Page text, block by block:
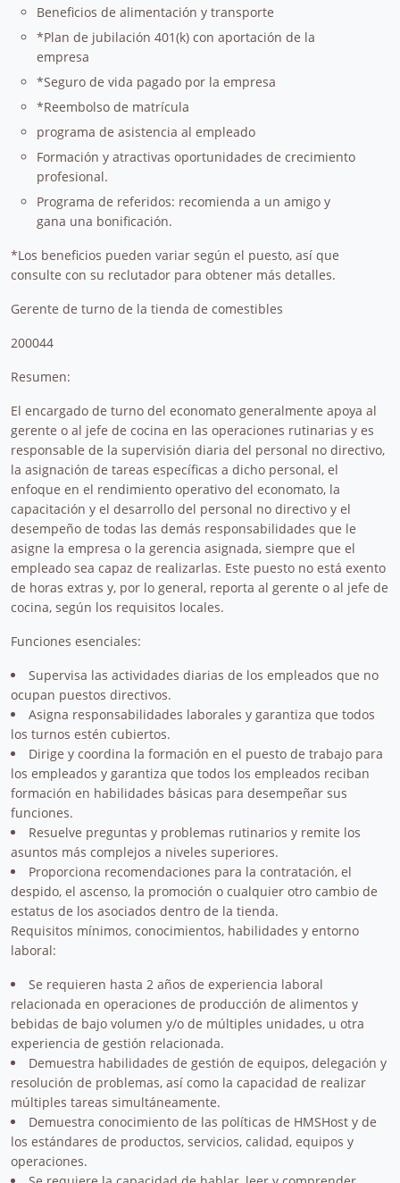
Beneficios de alimentación y transporte
*Plan de jubilación 401(k) con aportación de la
empresa
*Seguro de vida pagado por la empresa
*Reembolso de matrícula
programa de asistencia al empleado
Formación y atractivas oportunidades de crecimiento
profesional.
Programa de referidos: recomienda a un amigo y
gana una bonificación.
*Los beneficios pueden variar según el puesto, así que
consulte con su reclutador para obtener más detalles.
Gerente de turno de la tienda de comestibles
200044
Resumen:
El encargado de turno del economato generalmente apoya al
gerente o al jefe de cocina en las operaciones rutinarias y es
responsable de la supervisión diaria del personal no directivo,
la asignación de tareas específicas a dicho personal, el
enfoque en el rendimiento operativo del economato, la
capacitación y el desarrollo del personal no directivo y el
desempeño de todas las demás responsabilidades que le
asigne la empresa o la gerencia asignada, siempre que el
empleado sea capaz de realizarlas. Este puesto no está exento
de horas extras y, por lo general, reporta al gerente o al jefe de
cocina, según los requisitos locales.
Funciones esenciales:
Supervisa las actividades diarias de los empleados que no
ocupan puestos directivos.
Asigna responsabilidades laborales y garantiza que todos
los turnos estén cubiertos.
Dirige y coordina la formación en el puesto de trabajo para
los empleados y garantiza que todos los empleados reciban
formación en habilidades básicas para desempeñar sus
funciones.
Resuelve preguntas y problemas rutinarios y remite los
asuntos más complejos a niveles superiores.
Proporciona recomendaciones para la contratación, el
despido, el ascenso, la promoción o cualquier otro cambio de
estatus de los asociados dentro de la tienda.
Requisitos mínimos, conocimientos, habilidades y entorno
laboral:
Se requieren hasta 2 años de experiencia laboral
relacionada en operaciones de producción de alimentos y
bebidas de bajo volumen y/o de múltiples unidades, u otra
experiencia de gestión relacionada.
Demuestra habilidades de gestión de equipos, delegación y
resolución de problemas, así como la capacidad de realizar
múltiples tareas simultáneamente.
Demuestra conocimiento de las políticas de HMSHost y de
los estándares de productos, servicios, calidad, equipos y
operaciones.